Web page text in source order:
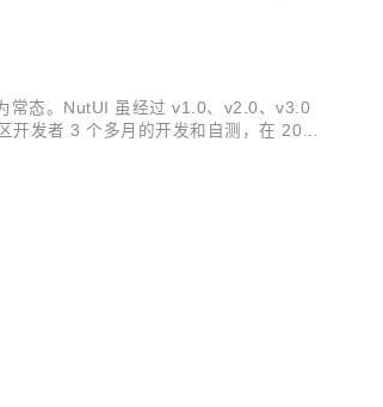
常态。NutUI 虽经过 v1.0、v2.0、v3.0
开发者 3 个多月的开发和自测，在 2023